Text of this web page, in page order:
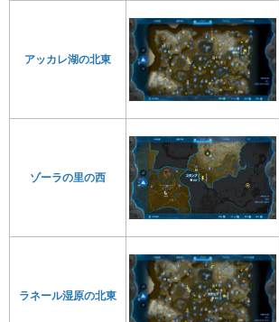
アッカレ湖の北東
ゾーラの里の西
ラネール湿原の北東